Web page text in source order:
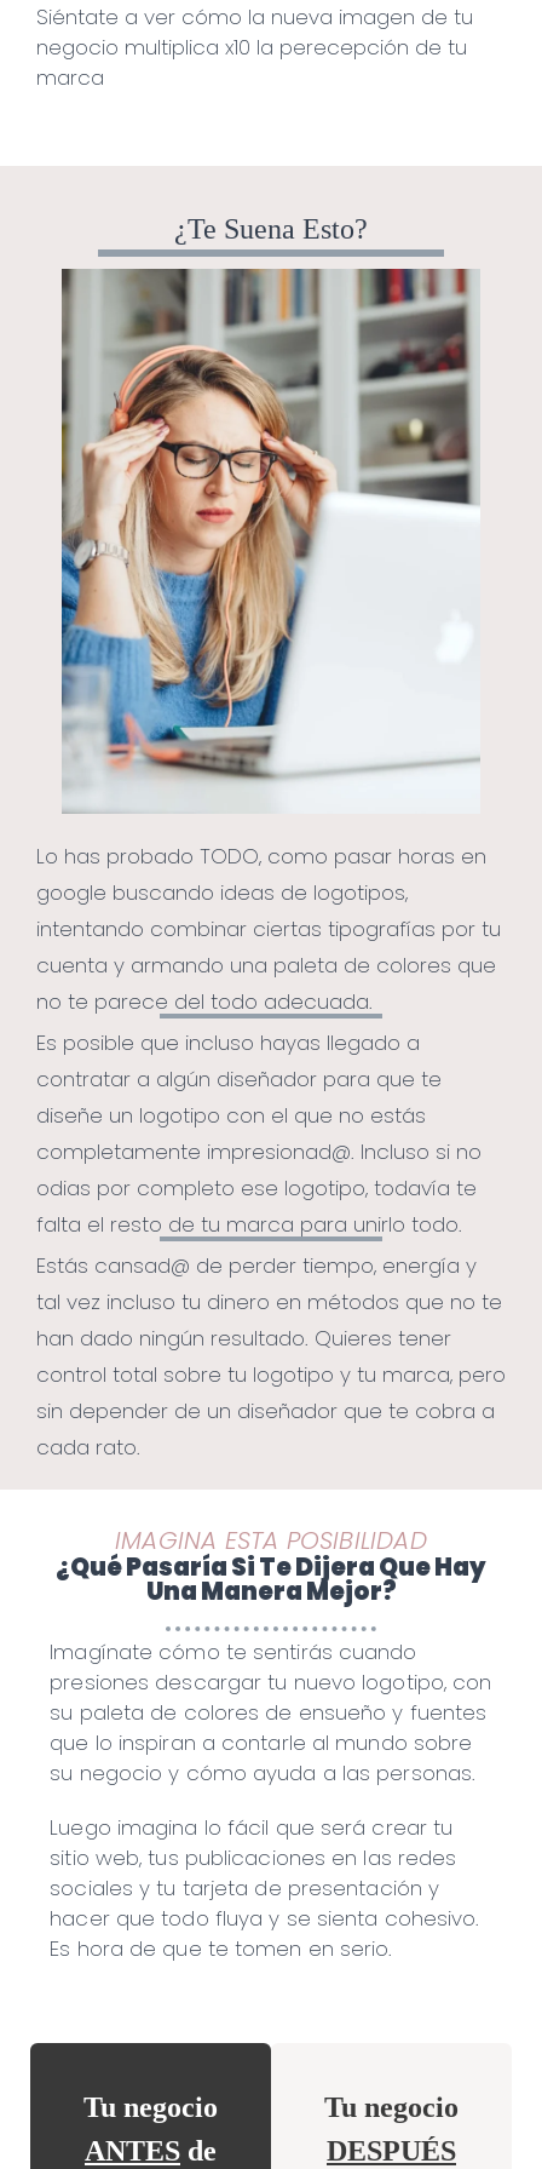
Siéntate a ver cómo la nueva imagen de tu
negocio multiplica x10 la perecepción de tu
marca
¿Te Suena Esto?
Lo has probado TODO, como pasar horas en
google buscando ideas de logotipos,
intentando combinar ciertas tipografías por tu
cuenta y armando una paleta de colores que
no te parece del todo adecuada.
Es posible que incluso hayas llegado a
contratar a algún diseñador para que te
diseñe un logotipo con el que no estás
completamente impresionad@. Incluso si no
odias por completo ese logotipo, todavía te
falta el resto de tu marca para unirlo todo.
Estás cansad@ de perder tiempo, energía y
tal vez incluso tu dinero en métodos que no te
han dado ningún resultado. Quieres tener
control total sobre tu logotipo y tu marca, pero
sin depender de un diseñador que te cobra a
cada rato.
IMAGINA ESTA POSIBILIDAD
¿Qué Pasaría Si Te Dijera Que Hay
Una Manera Mejor?
Luego imagina lo fácil que será crear tu
sitio web, tus publicaciones en las redes
sociales y tu tarjeta de presentación y
hacer que todo fluya y se sienta cohesivo.
Es hora de que te tomen en serio.
Imagínate cómo te sentirás cuando
presiones descargar tu nuevo logotipo, con
su paleta de colores de ensueño y fuentes
que lo inspiran a contarle al mundo sobre
su negocio y cómo ayuda a las personas.
Tu negocio
ANTES de
Tu negocio
DESPUÉS